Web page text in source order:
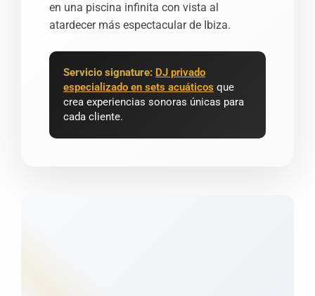
en una piscina infinita con vista al
atardecer más espectacular de Ibiza.
Servicio signature: DJ privado
especializado en sets acuáticos que
crea experiencias sonoras únicas para
cada cliente.